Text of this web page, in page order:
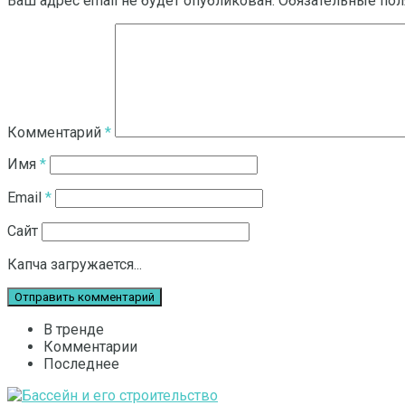
Комментарий *
Имя *
Email *
Сайт
Капча загружается...
В тренде
Комментарии
Последнее